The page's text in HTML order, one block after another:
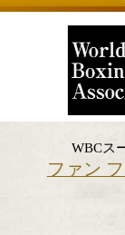
WBCフラ